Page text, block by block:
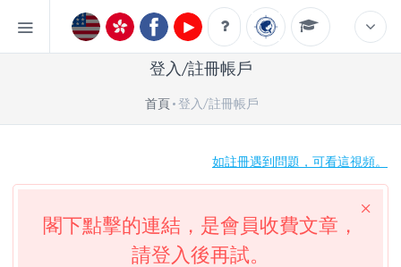
登入/註冊帳戶
首頁 登入/註冊帳戶
如註冊遇到問題，可看這視頻。
閣下點擊的連結，是會員收費文章，
請登入後再試。